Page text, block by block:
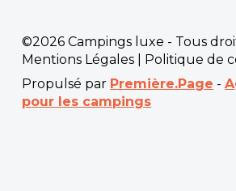
©2026 Campings luxe - Tous
Mentions Légales
Politique de
Propulsé par Première.Page -
pour les campings